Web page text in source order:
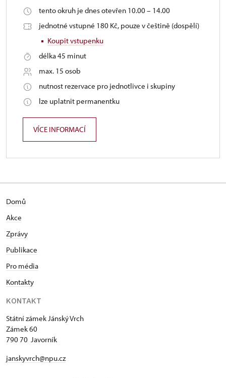
tento okruh je dnes otevřen 10.00 – 14.00
jednotné vstupné 180 Kč, pouze v češtině (dospělí)
Koupit vstupenku
délka 45 minut
max. 15 osob
nutnost rezervace pro jednotlivce i skupiny
lze uplatnit permanentku
VÍCE INFORMACÍ
Domů
Akce
Zprávy
Publikace
Pro média
Kontakty
KONTAKT
Státní zámek Jánský Vrch
Zámek 60
790 70 Javorník
janskyvrch@npu.cz